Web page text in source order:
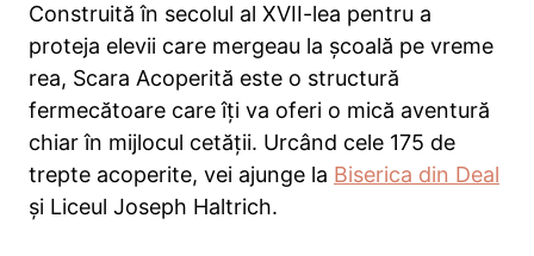
Construită în secolul al XVII-lea pentru a
proteja elevii care mergeau la școală pe vreme
rea, Scara Acoperită este o structură
fermecătoare care îți va oferi o mică aventură
chiar în mijlocul cetății. Urcând cele 175 de
trepte acoperite, vei ajunge la Biserica din Deal
și Liceul Joseph Haltrich.